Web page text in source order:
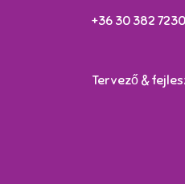
+36 30 382 7230
Tervező &